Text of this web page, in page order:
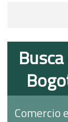
Comercio